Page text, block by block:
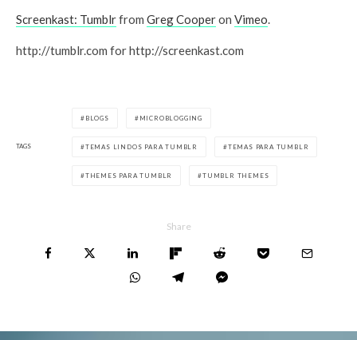
Screenkast: Tumblrfrom Greg Cooperon Vimeo.
http://tumblr.com for http://screenkast.com
TAGS
BLOGS MICROBLOGGING
TEMAS LINDOS PARA TUMBLR TEMAS PARA TUMBLR
THEMES PARA TUMBLR TUMBLR THEMES
Share